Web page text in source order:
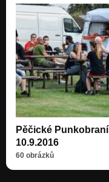
Pěčické Punkobraní
10.9.2016
60 obrázků